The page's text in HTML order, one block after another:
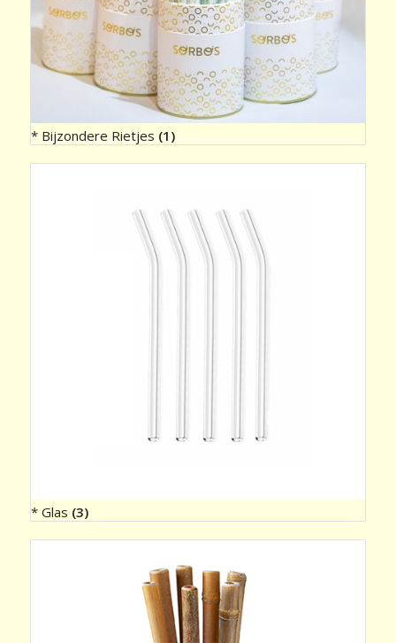
* Bijzondere Rietjes (1)
* Glas (3)